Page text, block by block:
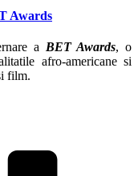
Awards
a BET Awards, o
afro-americane si
film.